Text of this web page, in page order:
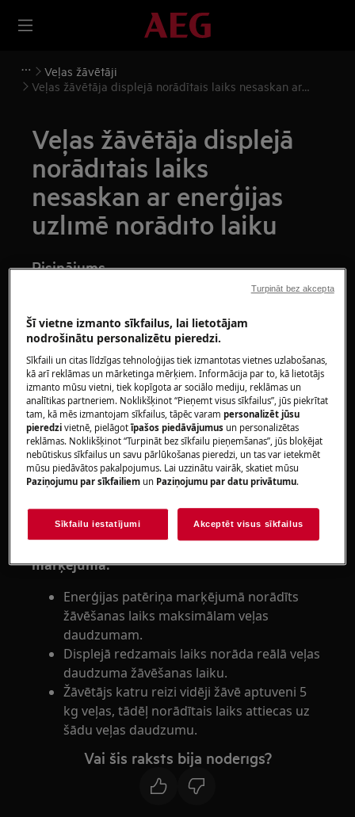
Veļas žāvētāji
Veļas žāvētāja displejā norādītais laiks nesaskan ar
Veļas žāvētāja displejā
norādītais laiks
nesaskan ar enerģijas
uzlīmē norādīto laiku
Risinājums
Veļas žāvētāja displejā norādītais laiks
nesaskan ar enerģijas uzlīmē norādīto
laiku
Attiecas uz:
Veļas žāvētājs ar gaisa ventilācijas atveri
Kondensācijas tipa veļas žāvētājs
Siltumsūkņa veļas žāvētājs
1. Žāvētāja displejā redzamais laiks nav tas
pats laiks, kas norādīts uz enerģijas patēriņa
marķējuma.
Enerģijas patēriņa marķējumā norādīts
žāvēšanas laiks maksimālam veļas
daudzumam.
Displejā redzamais laiks norāda reālā veļas
daudzuma žāvēšanas laiku.
Žāvētājs katru reizi vidēji žāvē aptuveni 5
kg veļas, tādēļ norādītais laiks attiecas uz
šādu veļas daudzumu.
Vai šis raksts bija noderīgs?
Šī vietne izmanto sīkfailus, lai lietotājam
nodrošinātu personalizētu pieredzi.
Sīkfaili un citas līdzīgas tehnoloģijas tiek izmantotas vietnes uzlabošanas,
kā arī reklāmas un mārketinga mērķiem. Informācija par to, kā lietotājs
izmanto mūsu vietni, tiek kopīgota ar sociālo mediju, reklāmas un
analītikas partneriem. Noklikšķinot “Pieņemt visus sīkfailus”, jūs piekrītat
tam, kā mēs izmantojam sīkfailus, tāpēc varampersonalizēt jūsu
pieredzivietnē, pielāgotīpašos piedāvājumus un personalizētas
reklāmas. Noklikšķinot “Turpināt bez sīkfailu pieņemšanas”, jūs bloķējat
nebūtiskus sīkfailus un savu pārlūkošanas pieredzi, un tas var ietekmēt
mūsu piedāvātos pakalpojumus. Lai uzzinātu vairāk, skatiet mūsu
Paziņojumu par sīkfailiem un Paziņojumu par datu privātumu.
Sīkfailu iestatījumi Akceptēt visus sīkfailus
Turpināt bez akcepta